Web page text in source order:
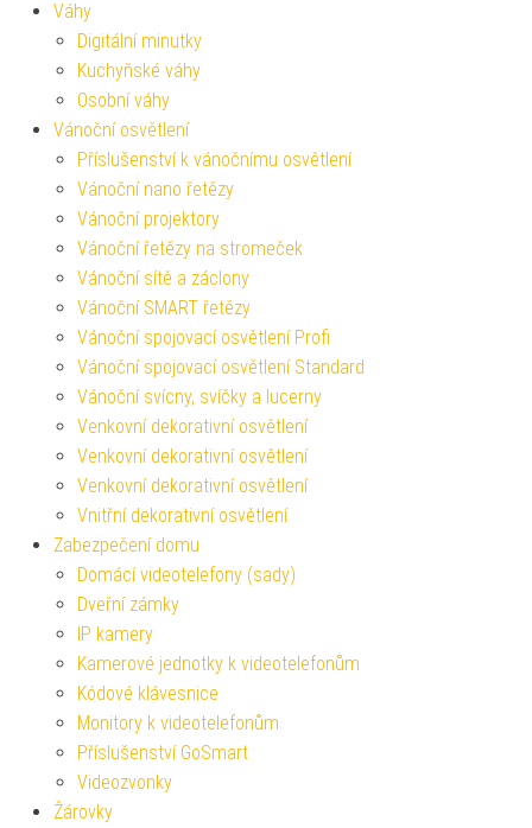
Váhy
Digitální minutky
Kuchyňské váhy
Osobní váhy
Vánoční osvětlení
Příslušenství k vánočnímu osvětlení
Vánoční nano řetězy
Vánoční projektory
Vánoční řetězy na stromeček
Vánoční sítě a záclony
Vánoční SMART řetězy
Vánoční spojovací osvětlení Profi
Vánoční spojovací osvětlení Standard
Vánoční svícny, svíčky a lucerny
Venkovní dekorativní osvětlení
Venkovní dekorativní osvětlení
Venkovní dekorativní osvětlení
Vnitřní dekorativní osvětlení
Zabezpečení domu
Domácí videotelefony (sady)
Dveřní zámky
IP kamery
Kamerové jednotky k videotelefonům
Kódové klávesnice
Monitory k videotelefonům
Příslušenství GoSmart
Videozvonky
Žárovky